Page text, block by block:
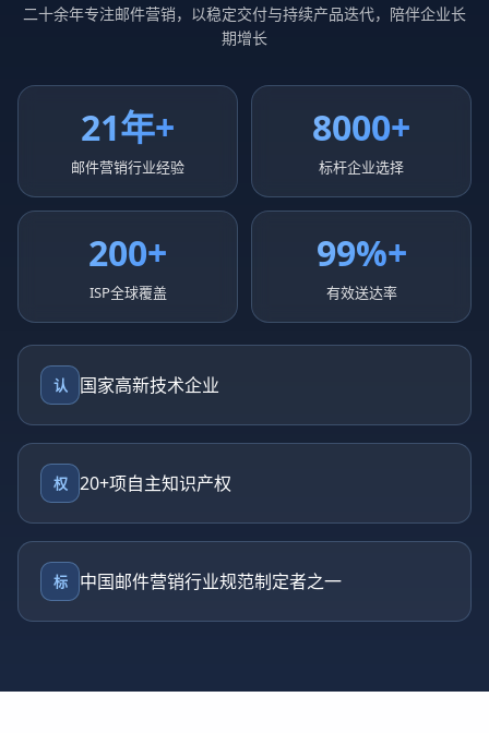
二十余年专注邮件营销，以稳定交付与持续产品迭代，陪伴企业长
期增长
21年+
邮件营销行业经验
8000+
标杆企业选择
200+
ISP全球覆盖
99%+
有效送达率
认 国家高新技术企业
权 20+项自主知识产权
标 中国邮件营销行业规范制定者之一